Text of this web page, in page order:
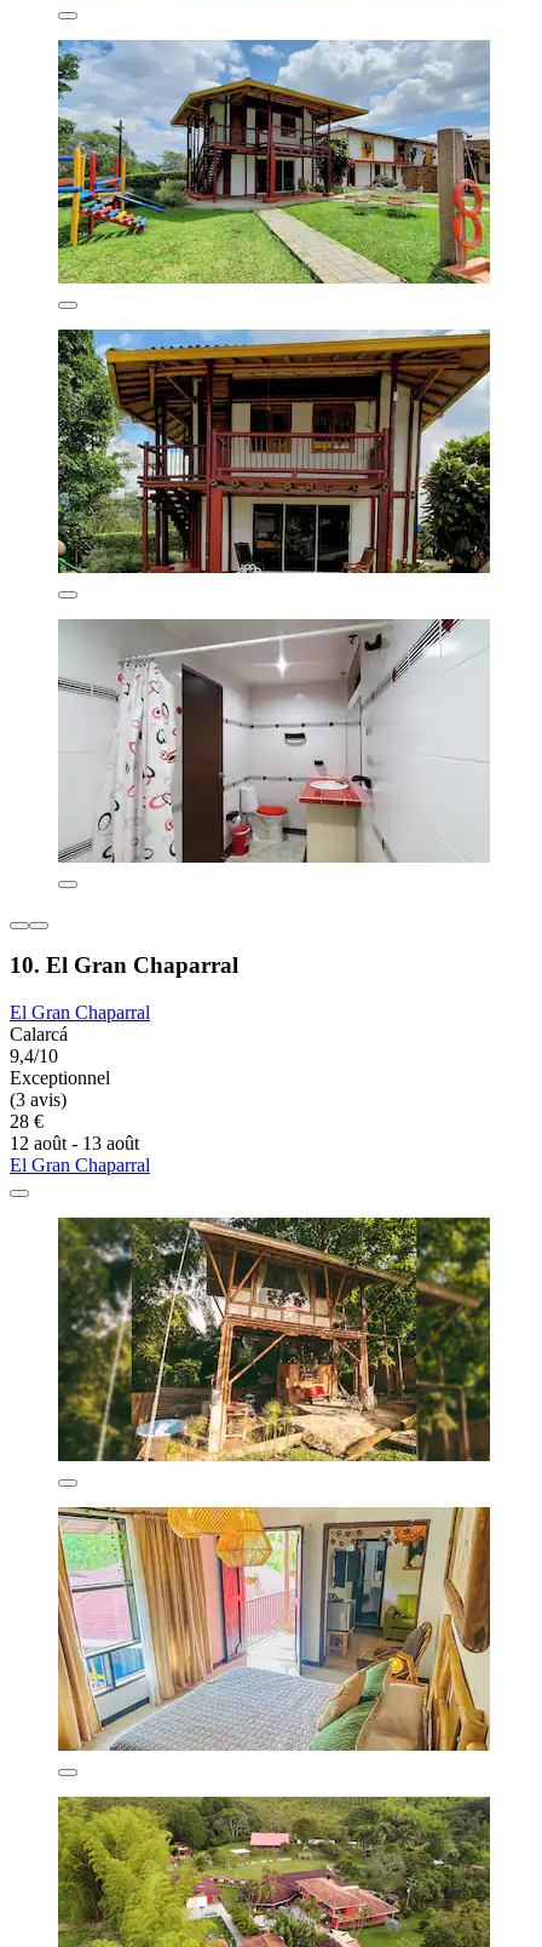
10. El Gran Chaparral
El Gran Chaparral
Calarcá
9,4/10
Exceptionnel
(3 avis)
28 €
12 août - 13 août
El Gran Chaparral